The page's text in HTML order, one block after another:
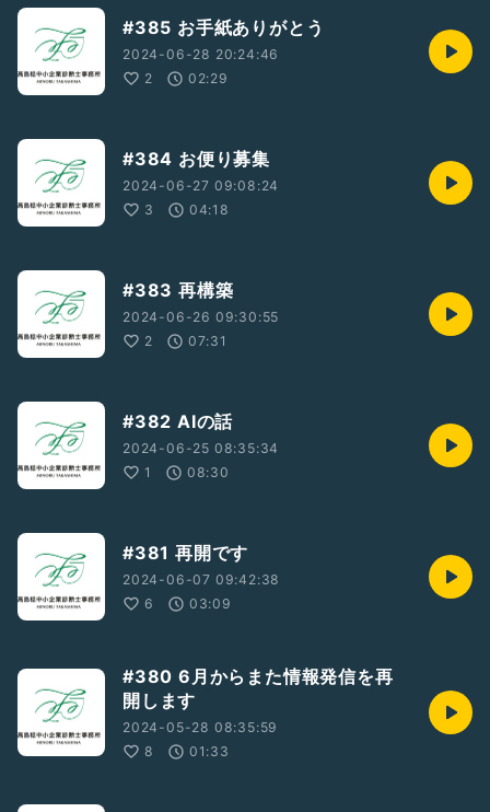
#385 お手紙ありがとう
2024-06-28 20:24:46
2
02:29
#384 お便り募集
2024-06-27 09:08:24
3
04:18
#383 再構築
2024-06-26 09:30:55
2
07:31
#382 AIの話
2024-06-25 08:35:34
1
08:30
#381 再開です
2024-06-07 09:42:38
6
03:09
#380 6月からまた情報発信を再
開します
2024-05-28 08:35:59
8
01:33